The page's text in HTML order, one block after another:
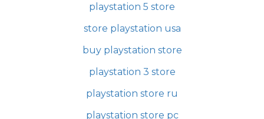
playstation 5 store
store playstation usa
buy playstation store
playstation 3 store
playstation store ru
playstation store pc